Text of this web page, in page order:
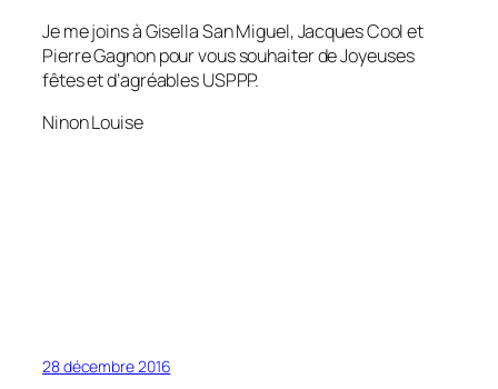
Je me joins à Gisella San Miguel, Jacques Cool et
Pierre Gagnon pour vous souhaiter de Joyeuses
fêtes et d’agréables USPPP.
Ninon Louise
28 décembre 2016